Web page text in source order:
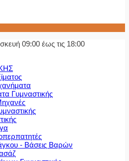
09:00 έως τις 18:00
Γυμναστικής
- Βάσεις Βαρών